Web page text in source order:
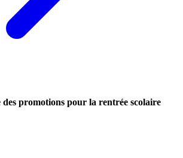
des promotions pour la rentrée scolaire